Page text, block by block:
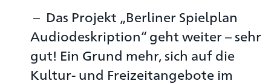
Das Projekt „Berliner Spielplan
Audiodeskription“ geht weiter – sehr
gut! Ein Grund mehr, sich auf die
Kultur- und Freizeitangebote im